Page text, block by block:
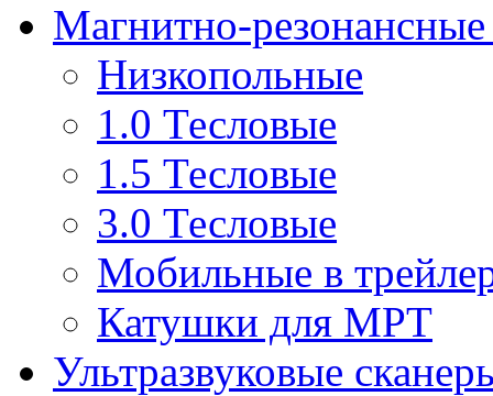
Магнитно-
Низкопольные
1.0 Тесловые
1.5 Тесловые
3.0 Тесловые
Мобильные в
Катушки для МРТ
Ультразвуковые